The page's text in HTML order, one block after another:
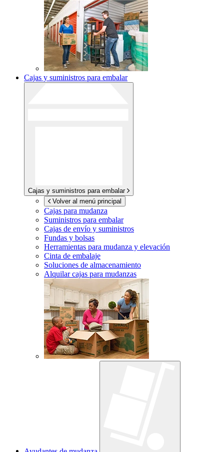
Cajas y suministros para embalar
Cajas y suministros para embalar
Volver al menú principal
Cajas para mudanza
Suministros para embalar
Cajas de envío y suministros
Fundas y bolsas
Herramientas para mudanza y elevación
Cinta de embalaje
Soluciones de almacenamiento
Alquilar cajas para mudanzas